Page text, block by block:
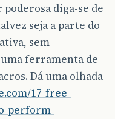
poderosa diga-se de
seja a parte do
sem
ferramenta de
Dá uma olhada
17-free-
perform-